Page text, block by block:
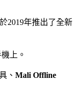
2019年推出了全新
上。
、 Mali Offline